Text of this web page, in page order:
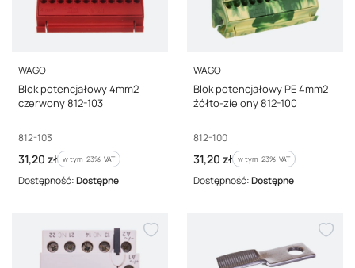
PRODUCENT
WAGO
Blok potencjałowy 4mm2
czerwony 812-103
Kod producenta
812-103
Cena brutto
31,20 zł w tym %s VAT
w tym 23% VAT
Dostępność:Dostępne
PRODUCENT
WAGO
Blok potencjałowy PE 4mm2
żółto-zielony 812-100
Kod producenta
812-100
Cena brutto
31,20 zł w tym %s VAT
w tym 23% VAT
Dostępność:Dostępne